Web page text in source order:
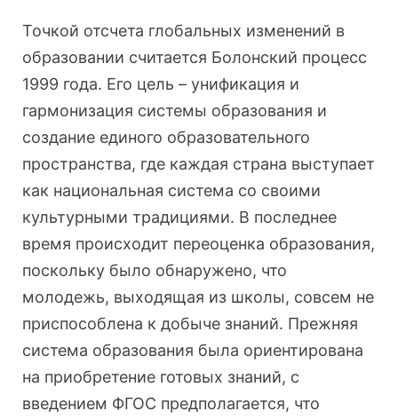
Точкой отсчета глобальных изменений в
образовании считается Болонский процесс
1999 года. Его цель – унификация и
гармонизация системы образования и
создание единого образовательного
пространства, где каждая страна выступает
как национальная система со своими
культурными традициями. В последнее
время происходит переоценка образования,
поскольку было обнаружено, что
молодежь, выходящая из школы, совсем не
приспособлена к добыче знаний. Прежняя
система образования была ориентирована
на приобретение готовых знаний, с
введением ФГОС предполагается, что